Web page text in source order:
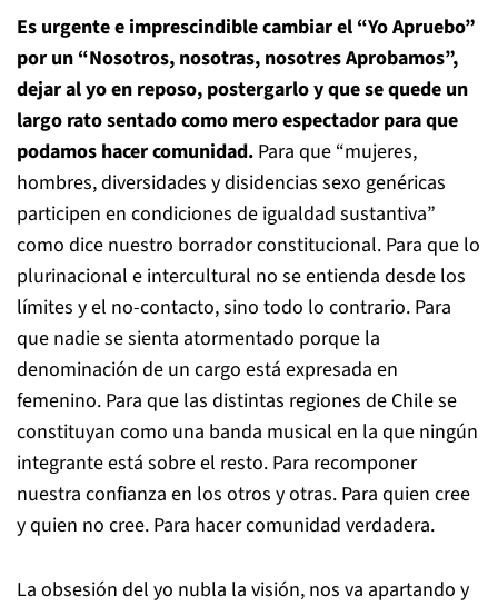
Es urgente e imprescindible cambiar el “Yo Apruebo”
por un “Nosotros, nosotras, nosotres Aprobamos”,
dejar al yo en reposo, postergarlo y que se quede un
largo rato sentado como mero espectador para que
podamos hacer comunidad. Para que “mujeres,
hombres, diversidades y disidencias sexo genéricas
participen en condiciones de igualdad sustantiva”
como dice nuestro borrador constitucional. Para que lo
plurinacional e intercultural no se entienda desde los
límites y el no-contacto, sino todo lo contrario. Para
que nadie se sienta atormentado porque la
denominación de un cargo está expresada en
femenino. Para que las distintas regiones de Chile se
constituyan como una banda musical en la que ningún
integrante está sobre el resto. Para recomponer
nuestra confianza en los otros y otras. Para quien cree
y quien no cree. Para hacer comunidad verdadera.
La obsesión del yo nubla la visión, nos va apartando y